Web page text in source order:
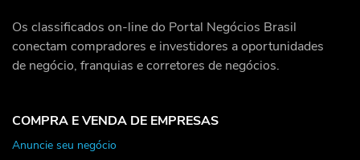
Os classificados on-line do Portal Negócios Brasil
conectam compradores e investidores a oportunidades
de negócio, franquias e corretores de negócios.
COMPRA E VENDA DE EMPRESAS
Anuncie seu negócio